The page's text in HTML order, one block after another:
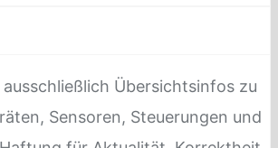
Übersichtsinfos zu
Sensoren, Steuerungen und